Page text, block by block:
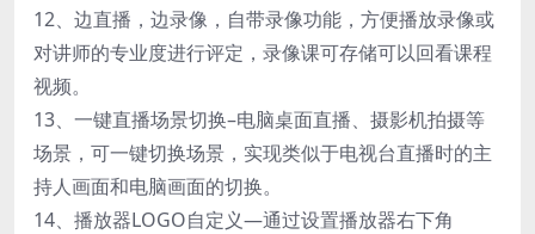
12、边直播，边录像，自带录像功能，方便播放录像或
对讲师的专业度进行评定，录像课可存储可以回看课程
视频。
13、一键直播场景切换–电脑桌面直播、摄影机拍摄等
场景，可一键切换场景，实现类似于电视台直播时的主
持人画面和电脑画面的切换。
14、播放器LOGO自定义—通过设置播放器右下角